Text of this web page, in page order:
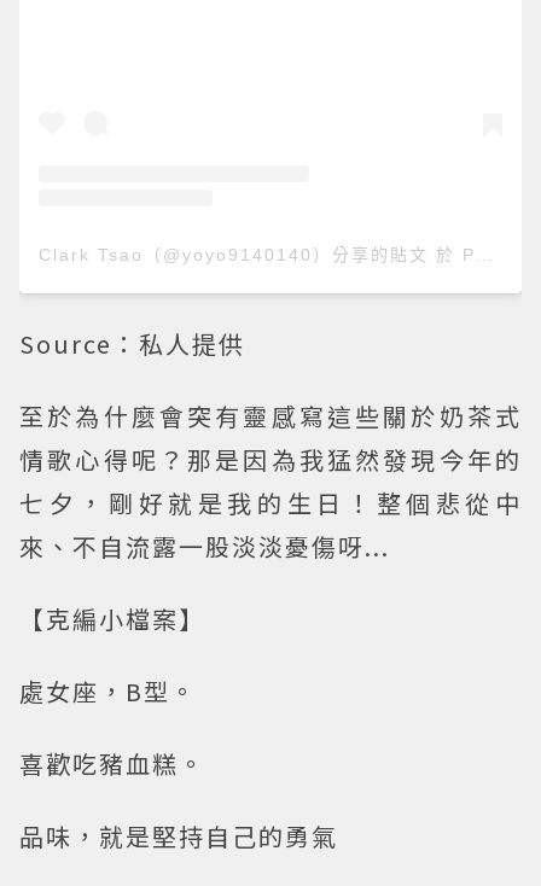
Clark Tsao（@yoyo9140140）分享的貼文 於 PDT 2020 年 8月 月 4 日 下午 7:22
Source：私人提供
至於為什麼會突有靈感寫這些關於奶茶式
情歌心得呢？那是因為我猛然發現今年的
七夕，剛好就是我的生日！整個悲從中
來、不自流露一股淡淡憂傷呀...
【克編小檔案】
處女座，B型。
喜歡吃豬血糕。
品味，就是堅持自己的勇氣